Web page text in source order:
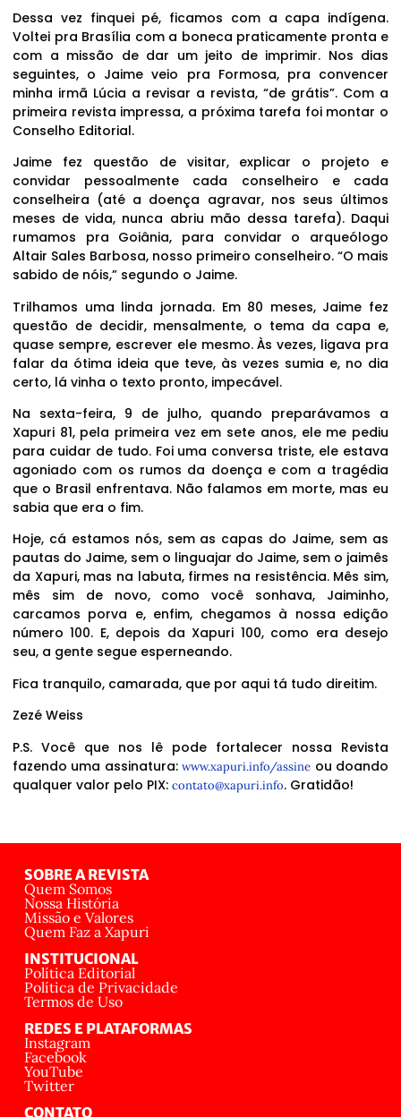
Dessa vez finquei pé, ficamos com a capa indígena.
Voltei pra Brasília com a boneca praticamente pronta e
com a missão de dar um jeito de imprimir. Nos dias
seguintes, o Jaime veio pra Formosa, pra convencer
minha irmã Lúcia a revisar a revista, “de grátis”. Com a
primeira revista impressa, a próxima tarefa foi montar o
Conselho Editorial.
Jaime fez questão de visitar, explicar o projeto e
convidar pessoalmente cada conselheiro e cada
conselheira (até a doença agravar, nos seus últimos
meses de vida, nunca abriu mão dessa tarefa). Daqui
rumamos pra Goiânia, para convidar o arqueólogo
Altair Sales Barbosa, nosso primeiro conselheiro. “O mais
sabido de nóis,” segundo o Jaime.
Trilhamos uma linda jornada. Em 80 meses, Jaime fez
questão de decidir, mensalmente, o tema da capa e,
quase sempre, escrever ele mesmo. Às vezes, ligava pra
falar da ótima ideia que teve, às vezes sumia e, no dia
certo, lá vinha o texto pronto, impecável.
Na sexta-feira, 9 de julho, quando preparávamos a
Xapuri 81, pela primeira vez em sete anos, ele me pediu
para cuidar de tudo. Foi uma conversa triste, ele estava
agoniado com os rumos da doença e com a tragédia
que o Brasil enfrentava. Não falamos em morte, mas eu
sabia que era o fim.
Hoje, cá estamos nós, sem as capas do Jaime, sem as
pautas do Jaime, sem o linguajar do Jaime, sem o jaimês
da Xapuri, mas na labuta, firmes na resistência. Mês sim,
mês sim de novo, como você sonhava, Jaiminho,
carcamos porva e, enfim, chegamos à nossa edição
número 100. E, depois da Xapuri 100, como era desejo
seu, a gente segue esperneando.
Fica tranquilo, camarada, que por aqui tá tudo direitim.
Zezé Weiss
P.S. Você que nos lê pode fortalecer nossa Revista
fazendo uma assinatura:www.xapuri.info/assine ou doando
qualquer valor pelo PIX: contato@xapuri.info. Gratidão!
SOBRE A REVISTA
Quem Somos
Nossa História
Missão e Valores
Quem Faz a Xapuri
INSTITUCIONAL
Política Editorial
Política de Privacidade
Termos de Uso
REDES E PLATAFORMAS
Instagram
Facebook
YouTube
Twitter
CONTATO